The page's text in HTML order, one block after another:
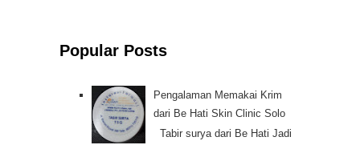
Popular Posts
Pengalaman Memakai Krim
dari Be Hati Skin Clinic Solo
Tabir surya dari Be Hati Jadi